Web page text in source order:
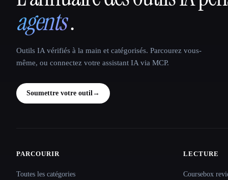
agents.
Outils IA vérifiés à la main et catégorisés. Parcourez vous-
même, ou connectez votre assistant IA via MCP.
Soumettre votre outil →
Site navigation
PARCOURIR
Toutes les catégories
LECTURE
Coursebox